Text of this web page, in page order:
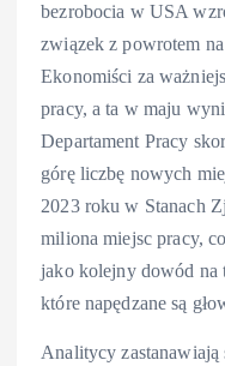
bezrobocia w USA
związek z powrotem
Ekonomiści za
pracy, a ta w maju
Departament Pracy
górę liczbę nowych
2023 roku w Stanach
miliona miejsc pracy,
jako kolejny dowód na
które napędzane są
Analitycy zastanawiają